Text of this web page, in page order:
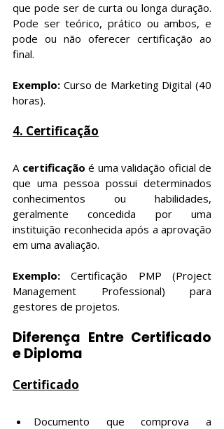
que pode ser de curta ou longa duração.
Pode ser teórico, prático ou ambos, e
pode ou não oferecer certificação ao
final.
Exemplo: Curso de Marketing Digital (40
horas).
4. Certificação
A certificação é uma validação oficial de
que uma pessoa possui determinados
conhecimentos ou habilidades,
geralmente concedida por uma
instituição reconhecida após a aprovação
em uma avaliação.
Exemplo: Certificação PMP (Project
Management Professional) para
gestores de projetos.
Diferença Entre Certificado
e Diploma
Certificado
Documento que comprova a